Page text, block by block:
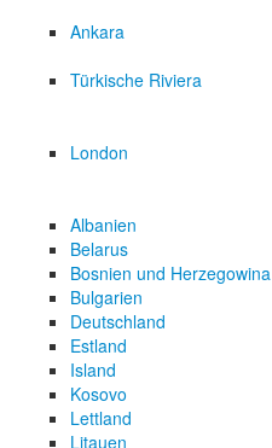
Ankara
Türkische Riviera
London
Albanien
Belarus
Bosnien und Herzegowina
Bulgarien
Deutschland
Estland
Island
Kosovo
Lettland
Litauen